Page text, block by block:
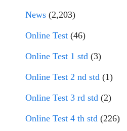
News (2,203)
Online Test (46)
Online Test 1 std (3)
Online Test 2 nd std (1)
Online Test 3 rd std (2)
Online Test 4 th std (226)